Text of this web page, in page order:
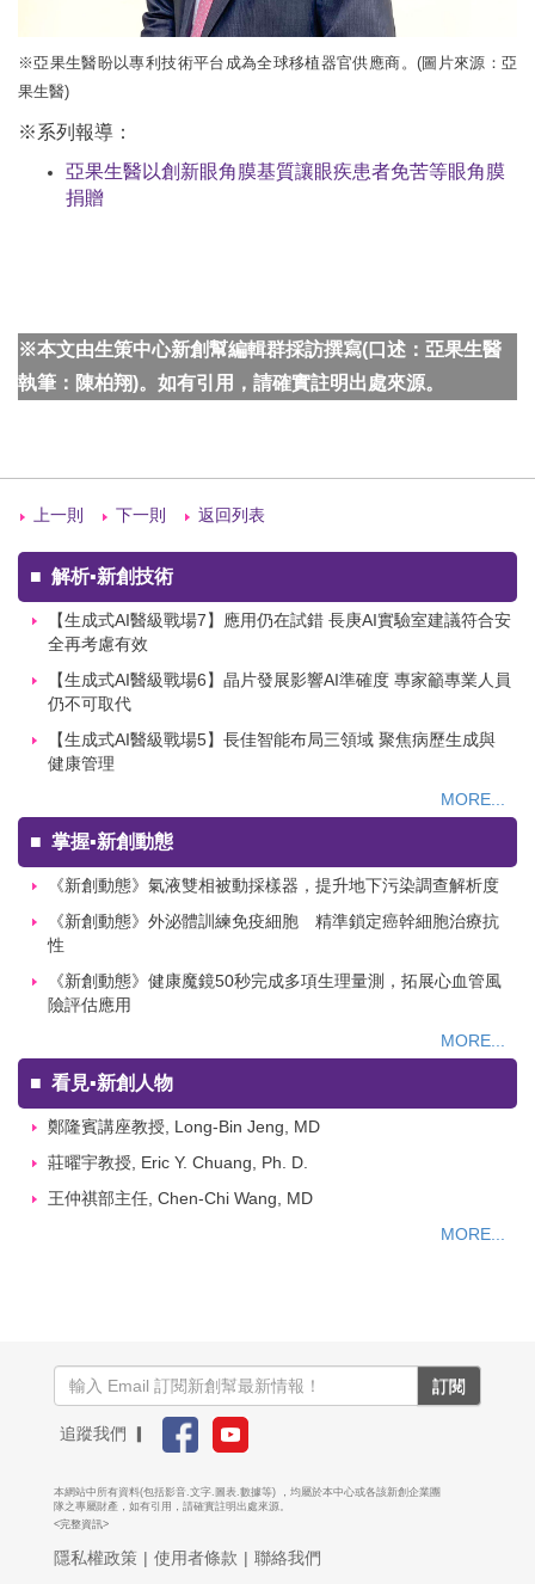
※亞果生醫盼以專利技術平台成為全球移植器官供應商。(圖片來源：亞
果生醫)
※系列報導：
亞果生醫以創新眼角膜基質讓眼疾患者免苦等眼角膜
捐贈
※本文由生策中心新創幫編輯群採訪撰寫(口述：亞果生醫
執筆：陳柏翔)。如有引用，請確實註明出處來源。
上一則 下一則 返回列表
■ 解析▪新創技術
【生成式AI醫級戰場7】應用仍在試錯 長庚AI實驗室建議符合安
全再考慮有效
【生成式AI醫級戰場6】晶片發展影響AI準確度 專家籲專業人員
仍不可取代
【生成式AI醫級戰場5】長佳智能布局三領域 聚焦病歷生成與
健康管理
MORE...
■ 掌握▪新創動態
《新創動態》氣液雙相被動採樣器，提升地下污染調查解析度
《新創動態》外泌體訓練免疫細胞 精準鎖定癌幹細胞治療抗
性
《新創動態》健康魔鏡50秒完成多項生理量測，拓展心血管風
險評估應用
MORE...
■ 看見▪新創人物
鄭隆賓講座教授, Long-Bin Jeng, MD
莊曜宇教授, Eric Y. Chuang, Ph. D.
王仲祺部主任, Chen-Chi Wang, MD
MORE...
訂閱
追蹤我們 ▎
本網站中所有資料(包括影音.文字.圖表.數據等) ，均屬於本中心或各該新創企業團
隊之專屬財產，如有引用，請確實註明出處來源。
<完整資訊>
隱私權政策 | 使用者條款 | 聯絡我們